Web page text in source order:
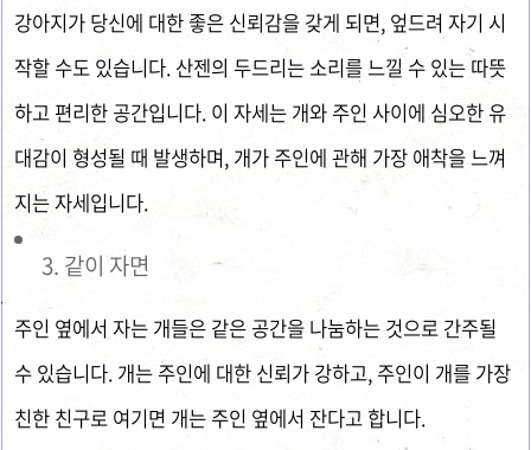
강아지가 당신에 대한 좋은 신뢰감을 갖게 되면, 엎드려 자기 시
작할 수도 있습니다. 산젠의 두드리는 소리를 느낄 수 있는 따뜻
하고 편리한 공간입니다. 이 자세는 개와 주인 사이에 심오한 유
대감이 형성될 때 발생하며, 개가 주인에 관해 가장 애착을 느껴
지는 자세입니다.
같이 자면
주인 옆에서 자는 개들은 같은 공간을 나눔하는 것으로 간주될
수 있습니다. 개는 주인에 대한 신뢰가 강하고, 주인이 개를 가장
친한 친구로 여기면 개는 주인 옆에서 잔다고 합니다.